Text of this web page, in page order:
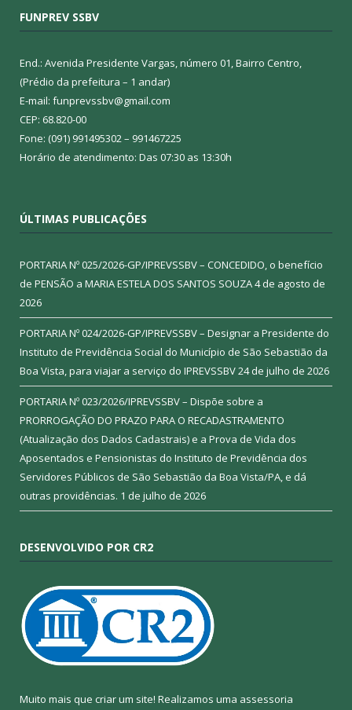
FUNPREV SSBV
End.: Avenida Presidente Vargas, número 01, Bairro Centro,
(Prédio da prefeitura – 1 andar)
E-mail: funprevssbv@gmail.com
CEP: 68.820-00
Fone: (091) 991495302 – 991467225
Horário de atendimento: Das 07:30 as 13:30h
ÚLTIMAS PUBLICAÇÕES
PORTARIA Nº 025/2026-GP/IPREVSSBV – CONCEDIDO, o benefício
de PENSÃO a MARIA ESTELA DOS SANTOS SOUZA4 de agosto de
2026
PORTARIA Nº 024/2026-GP/IPREVSSBV – Designar a Presidente do
Instituto de Previdência Social do Município de São Sebastião da
Boa Vista, para viajar a serviço do IPREVSSBV24 de julho de 2026
PORTARIA Nº 023/2026/IPREVSSBV – Dispõe sobre a
PRORROGAÇÃO DO PRAZO PARA O RECADASTRAMENTO
(Atualização dos Dados Cadastrais) e a Prova de Vida dos
Aposentados e Pensionistas do Instituto de Previdência dos
Servidores Públicos de São Sebastião da Boa Vista/PA, e dá
outras providências. 1 de julho de 2026
DESENVOLVIDO POR CR2
Muito mais que criar um site! Realizamos uma assessoria